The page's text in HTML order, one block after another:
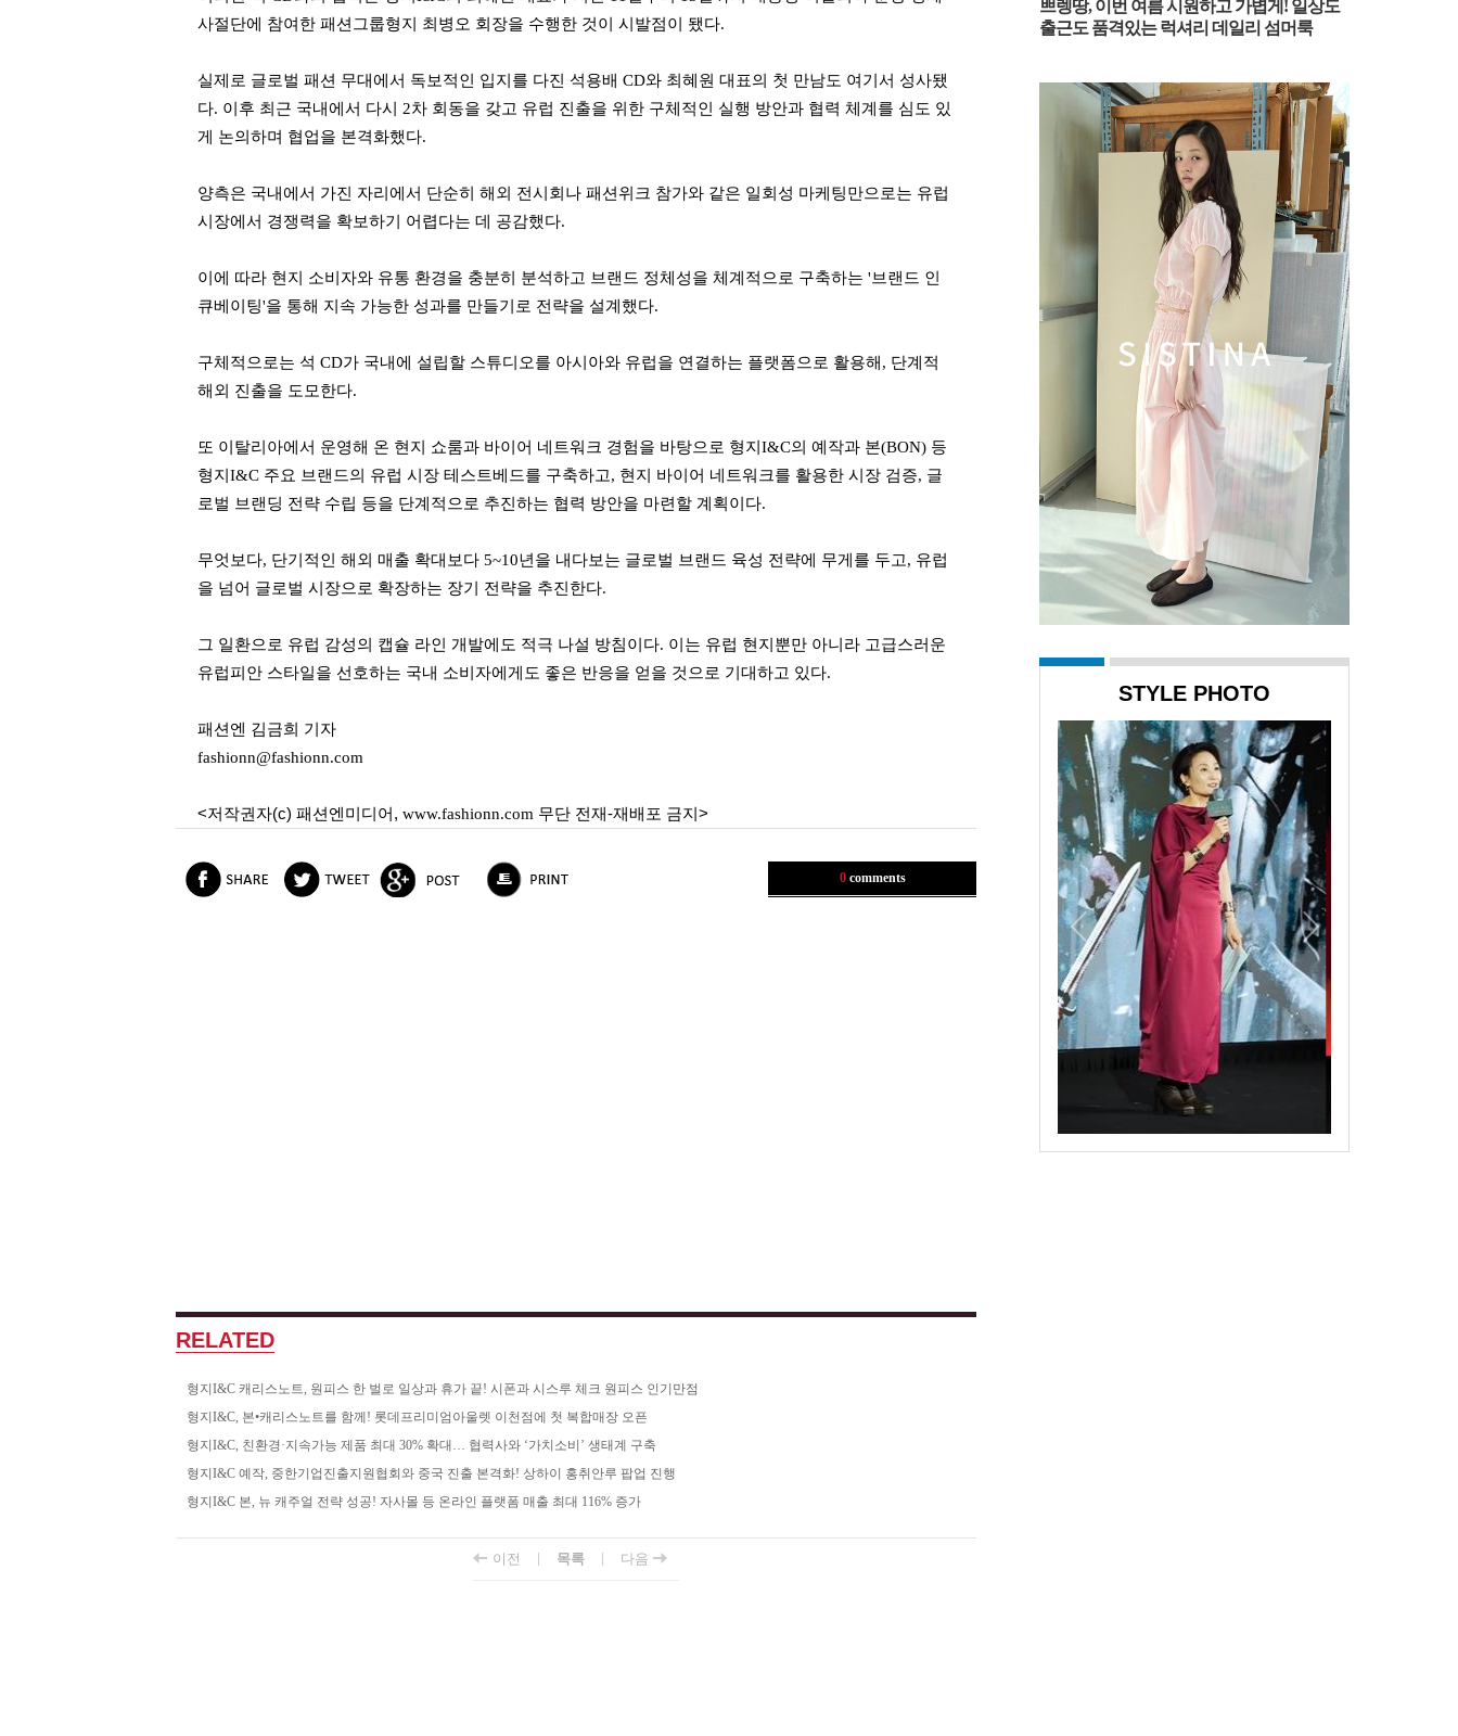
사절단에 참여한 패션그룹형지 최병오 회장을 수행한 것이 시발점이 됐다.
실제로 글로벌 패션 무대에서 독보적인 입지를 다진 석용배 CD와 최혜원 대표의 첫 만남도 여기서 성사됐
다. 이후 최근 국내에서 다시 2차 회동을 갖고 유럽 진출을 위한 구체적인 실행 방안과 협력 체계를 심도 있
게 논의하며 협업을 본격화했다.
양측은 국내에서 가진 자리에서 단순히 해외 전시회나 패션위크 참가와 같은 일회성 마케팅만으로는 유럽
시장에서 경쟁력을 확보하기 어렵다는 데 공감했다.
이에 따라 현지 소비자와 유통 환경을 충분히 분석하고 브랜드 정체성을 체계적으로 구축하는 '브랜드 인
큐베이팅'을 통해 지속 가능한 성과를 만들기로 전략을 설계했다.
구체적으로는 석 CD가 국내에 설립할 스튜디오를 아시아와 유럽을 연결하는 플랫폼으로 활용해, 단계적
해외 진출을 도모한다.
또 이탈리아에서 운영해 온 현지 쇼룸과 바이어 네트워크 경험을 바탕으로 형지I&C의 예작과 본(BON) 등
형지I&C 주요 브랜드의 유럽 시장 테스트베드를 구축하고, 현지 바이어 네트워크를 활용한 시장 검증, 글
로벌 브랜딩 전략 수립 등을 단계적으로 추진하는 협력 방안을 마련할 계획이다.
무엇보다, 단기적인 해외 매출 확대보다 5~10년을 내다보는 글로벌 브랜드 육성 전략에 무게를 두고, 유럽
을 넘어 글로벌 시장으로 확장하는 장기 전략을 추진한다.
그 일환으로 유럽 감성의 캡슐 라인 개발에도 적극 나설 방침이다. 이는 유럽 현지뿐만 아니라 고급스러운
유럽피안 스타일을 선호하는 국내 소비자에게도 좋은 반응을 얻을 것으로 기대하고 있다.
패션엔 김금희 기자
fashionn@fashionn.com
<저작권자(c) 패션엔미디어, www.fashionn.com 무단 전재-재배포 금지>
0comments
RELATED
형지I&C 캐리스노트, 원피스 한 벌로 일상과 휴가 끝! 시폰과 시스루 체크 원피스 인기만점
형지I&C, 본•캐리스노트를 함께! 롯데프리미엄아울렛 이천점에 첫 복합매장 오픈
형지I&C, 친환경·지속가능 제품 최대 30% 확대… 협력사와 ‘가치소비’ 생태계 구축
형지I&C 예작, 중한기업진출지원협회와 중국 진출 본격화! 상하이 홍취안루 팝업 진행
형지I&C 본, 뉴 캐주얼 전략 성공! 자사몰 등 온라인 플랫폼 매출 최대 116% 증가
이전 | 목록 | 다음
쁘렝땅, 이번 여름 시원하고 가볍게! 일상도
출근도 품격있는 럭셔리 데일리 섬머룩
STYLE PHOTO